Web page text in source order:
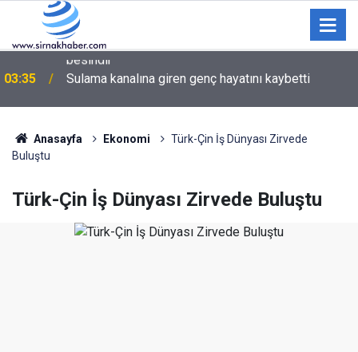
03:35 Sulama kanalına giren genç hayatını kaybetti
Anasayfa Ekonomi
Türk-Çin İş Dünyası Zirvede
Buluştu
Türk-Çin İş Dünyası Zirvede Buluştu